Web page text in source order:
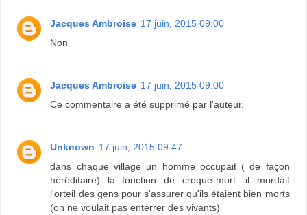
Jacques Ambroise 17 juin, 2015 09:00
Non
Jacques Ambroise 17 juin, 2015 09:00
Ce commentaire a été supprimé par l'auteur.
Unknown 17 juin, 2015 09:47
dans chaque village un homme occupait ( de façon
héréditaire) la fonction de croque-mort. il mordait
l'orteil des gens pour s'assurer qu'ils étaient bien morts
(on ne voulait pas enterrer des vivants)